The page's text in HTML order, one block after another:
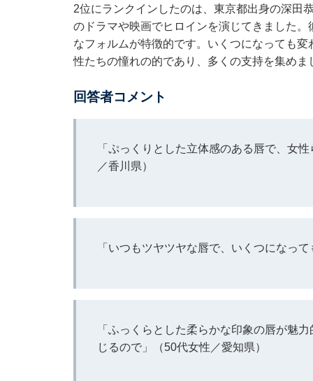
2位にランクインしたのは、東京都出身の深田
のドラマや映画でヒロインを演じてきました
なフォルムが特徴的です。いくつになっても
性たちの憧れの的であり、多くの支持を集めま
回答者コメント
「ぷっくりとした立体感のある唇で、女
／香川県）
「いつもツヤツヤな唇で、いくつになっ
「ふっくらとした柔らかな印象の唇が魅
じるので」（50代女性／愛知県）